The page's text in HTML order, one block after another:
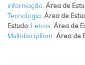
informação Área de
Tecnologia Área de
Estudo:Letras Área de
Multidisciplinar Área de